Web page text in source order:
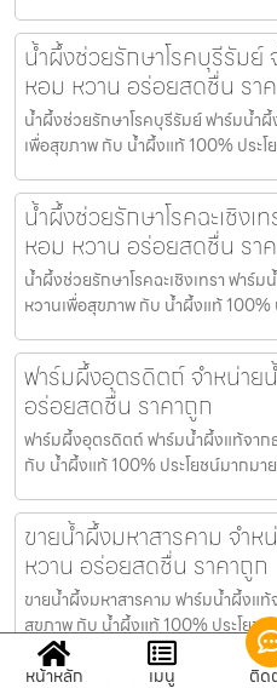
น้ำผึ้งช่วยรักษาโรคบุรีรัมย์
หอม หวาน อร่อยสดชื่น รา
น้ำผึ้งช่วยรักษาโรคบุรีรัมย์ ฟาร์มน้ำ
เพื่อสุขภาพ กับ น้ำผึ้งแท้ 100% ประ
น้ำผึ้งช่วยรักษาโรคฉะเชิง
หอม หวาน อร่อยสดชื่น รา
น้ำผึ้งช่วยรักษาโรคฉะเชิงเทรา ฟาร์
หวานเพื่อสุขภาพ กับ น้ำผึ้งแท้ 100%
ฟาร์มผึ้งอุตรดิตถ์ จำหน่าย
อร่อยสดชื่น ราคาถูก
ฟาร์มผึ้งอุตรดิตถ์ ฟาร์มน้ำผึ้งแท้จาก
กับ น้ำผึ้งแท้ 100% ประโยชน์มากมา
ขายน้ำผึ้งมหาสารคาม จำ
หวาน อร่อยสดชื่น ราคาถูก
ขายน้ำผึ้งมหาสารคาม ฟาร์มน้ำผึ้งแ
สุขภาพ กับ น้ำผึ้งแท้ 100% ประโยช
หน้าหลัก เมนู ติด